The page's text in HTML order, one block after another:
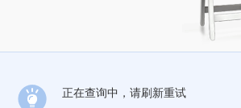
正在查询中，请刷新重试